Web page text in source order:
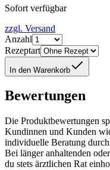
Sofort verfügbar
zzgl. Versand
Anzahl
Rezeptart
In den Warenkorb
Bewertungen
Die Produktbewertungen
Kundinnen und Kunden
individuelle Beratung
Bei länger anhaltenden
du stets ärztlichen Rat